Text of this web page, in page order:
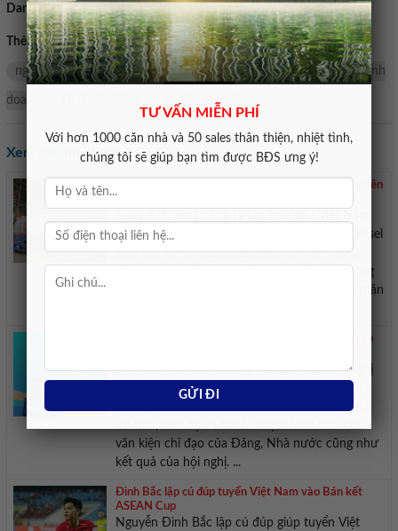
TƯ VẤN MIỄN PHÍ
Với hơn 1000 căn nhà và 50 sales thân thiện, nhiệt tình,
chúng tôi sẽ giúp bạn tìm được BĐS ưng ý!
Danh mục:Bán nhà mặt tiền
Thẻ tìm kiếm: Đồng dự kiến Tăng Tỷ lên vốn
ngân hàng BIDV tăng vốn Cổ phiếu BID Kế hoạch kinh
doanh Tài liệu đại hội
Xem các tin khác:
BSR xuất bán lô nhiên liệu diesel sinh học B5 đầu tiên
(BSR) đã chính thức xuất bán lô nhiên liệu Diesel
sinh học B5 (DO B5) đầu tiên từ Nhà máy Lọc
dầu Dung Quất, đánh dấu bước tiến mới trong
lộ trình thương mại hóa các dòng nhiên liệu thân
Bế mạc Hội nghị Ngoại giao 33 Đối ngoại bước vào
Bộ trưởng Lê Hoài Trung yêu cầu, sau Hội nghị
Ngoại giao, các đơn vị phải khẩn trương tạo ra
những sản phẩm cụ thể; xác định rõ nhiệm vụ
văn kiện chỉ đạo của Đảng, Nhà nước cũng như
kết quả của hội nghị. ...
Đình Bắc lập cú đúp tuyển Việt Nam vào Bán kết
ASEAN Cup
Nguyễn Đình Bắc lập cú đúp giúp tuyển Việt